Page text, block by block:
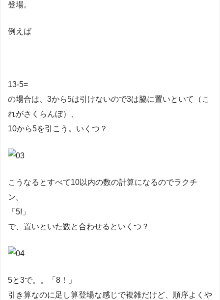
登場。
例えば
13-5=
の場合は、3から5は引けないので3は脇に置いといて（こ
れがさくらんぼ）、
10から5を引こう。いくつ？
こうなるとすべて10以内の数の計算になるのでラクチ
ン。
「5!」
で、置いといた数と合わせるといくつ？
5と3で。。「8！」
引き算なのに足し算登場な感じで複雑だけど、順序よくや